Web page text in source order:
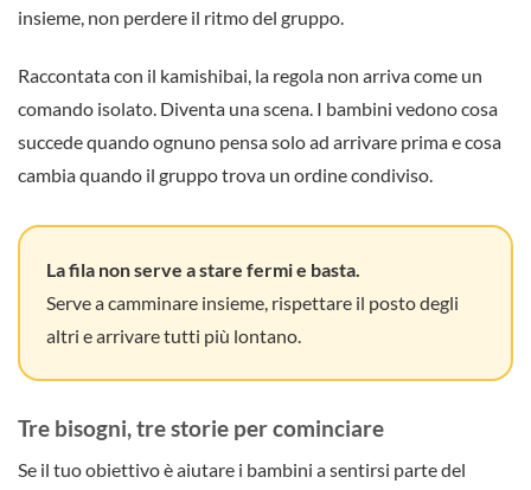
insieme, non perdere il ritmo del gruppo.
Raccontata con il kamishibai, la regola non arriva come un
comando isolato. Diventa una scena. I bambini vedono cosa
succede quando ognuno pensa solo ad arrivare prima e cosa
cambia quando il gruppo trova un ordine condiviso.
La fila non serve a stare fermi e basta.
Serve a camminare insieme, rispettare il posto degli
altri e arrivare tutti più lontano.
Tre bisogni, tre storie per cominciare
Se il tuo obiettivo è aiutare i bambini a sentirsi parte del